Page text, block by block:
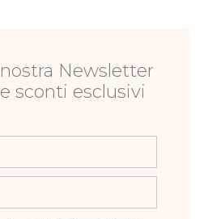
Newsletter
sconti esclusivi